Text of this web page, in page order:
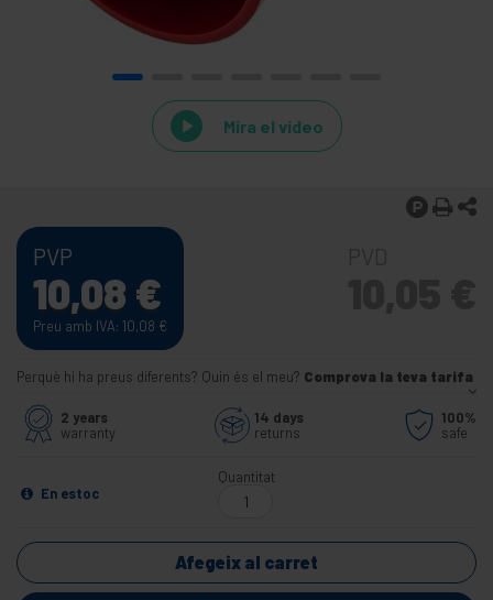
Mira el vídeo
PVP
10,08 €
Preu amb IVA: 10,08 €
Perquè hi ha preus diferents? Quin és el meu? Comprova la teva tarifa
2 years
warranty
14 days
returns
100%
safe
En estoc
Quantitat
Afegeix al carret